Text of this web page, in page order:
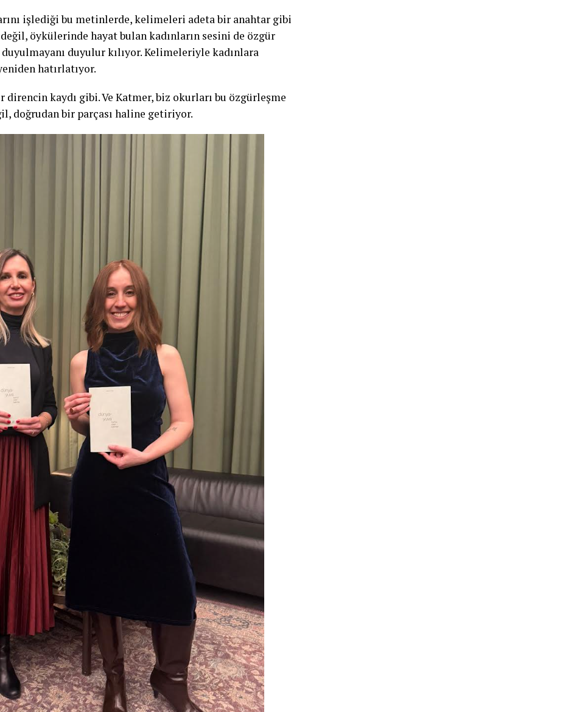
işlediği bu metinlerde, kelimeleri adeta bir anahtar gibi
öykülerinde hayat bulan kadınların sesini de özgür
duyulur kılıyor. Kelimeleriyle kadınlara
hatırlatıyor.
kaydı gibi. Ve Katmer, biz okurları bu özgürleşme
doğrudan bir parçası haline getiriyor.